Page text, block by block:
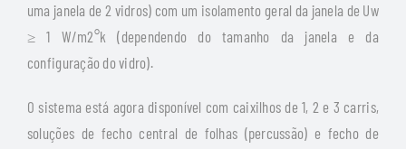
uma janela de 2 vidros) com um isolamento geral da janela de Uw
≥ 1 W/m2°k (dependendo do tamanho da janela e da
configuração do vidro).
O sistema está agora disponível com caixilhos de 1, 2 e 3 carris,
soluções de fecho central de folhas (percussão) e fecho de